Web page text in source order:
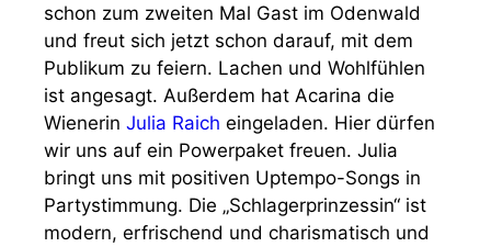
schon zum zweiten Mal Gast im Odenwald
und freut sich jetzt schon darauf, mit dem
Publikum zu feiern. Lachen und Wohlfühlen
ist angesagt. Außerdem hat Acarina die
Wienerin Julia Raich eingeladen. Hier dürfen
wir uns auf ein Powerpaket freuen. Julia
bringt uns mit positiven Uptempo-Songs in
Partystimmung. Die „Schlagerprinzessin“ ist
modern, erfrischend und charismatisch und